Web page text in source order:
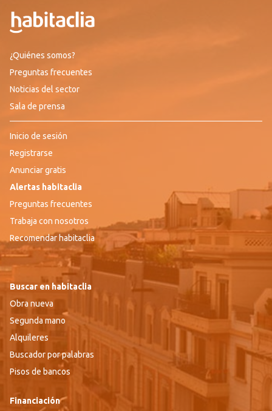
¿Quiénes somos?
Preguntas frecuentes
Noticias del sector
Sala de prensa
Inicio de sesión
Registrarse
Anunciar gratis
Alertas habitaclia
Preguntas frecuentes
Trabaja con nosotros
Recomendar habitaclia
Buscar en habitaclia
Obra nueva
Segunda mano
Alquileres
Buscador por palabras
Pisos de bancos
Financiación